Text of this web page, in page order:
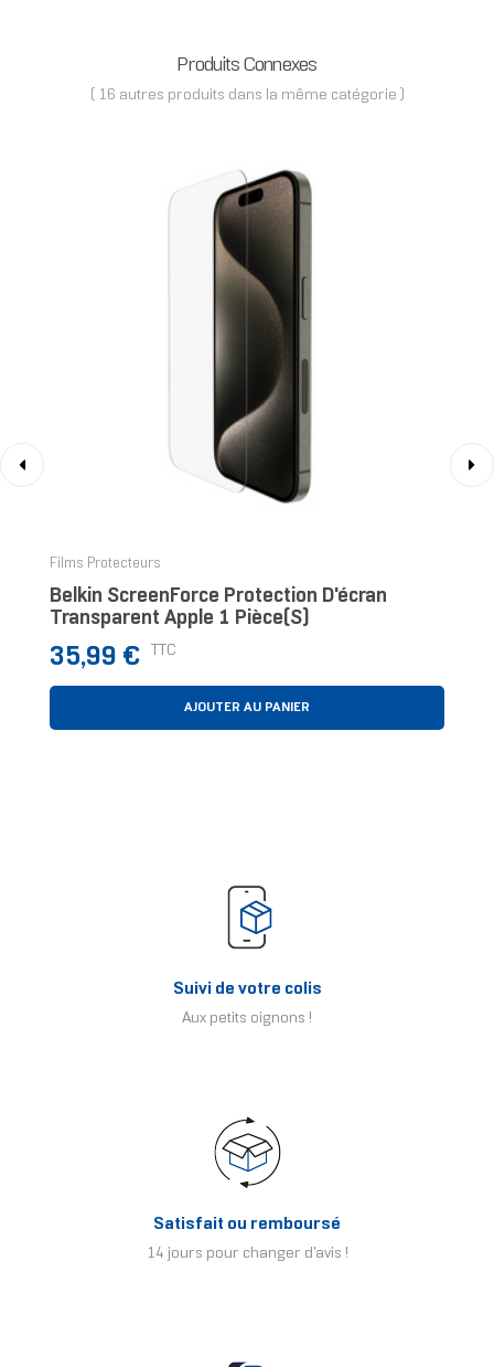
Produits Connexes
( 16 autres produits dans la même catégorie )
Films Protecteurs
Belkin ScreenForce Protection D'écran
Transparent Apple 1 Pièce(s)
Prix
35,99 € TTC
AJOUTER AU PANIER
Suivi de votre colis
Aux petits oignons !
Satisfait ou remboursé
14 jours pour changer d'avis !